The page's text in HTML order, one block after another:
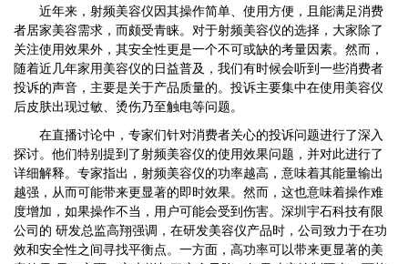
近年来，射频美容仪因其操作简单、使用方便，且能满足消费
者居家美容需求，而颇受青睐。对于射频美容仪的选择，大家除了
关注使用效果外，其安全性更是一个不可或缺的考量因素。然而，
随着近几年家用美容仪的日益普及，我们有时候会听到一些消费者
投诉的声音，主要是关于产品质量的。投诉主要集中在使用美容仪
后皮肤出现过敏、烫伤乃至触电等问题。
在直播讨论中，专家们针对消费者关心的投诉问题进行了深入
探讨。他们特别提到了射频美容仪的使用效果问题，并对此进行了
详细解释。专家指出，射频美容仪的功率越高，意味着其能量输出
越强，从而可能带来更显著的即时效果。然而，这也意味着操作难
度增加，如果操作不当，用户可能会受到伤害。深圳宇石科技有限
公司的 研发总监高翔强调，在研发美容仪产品时，公司致力于在功
效和安全性之间寻找平衡点。一方面，高功率可以带来更显著的美